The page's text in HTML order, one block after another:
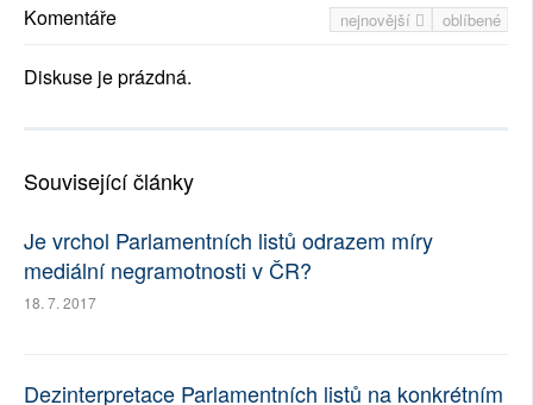
nejnovější oblíbené
Komentáře
Diskuse je prázdná.
Související články
Je vrchol Parlamentních listů odrazem míry
mediální negramotnosti v ČR?
18. 7. 2017
Dezinterpretace Parlamentních listů na konkrétním